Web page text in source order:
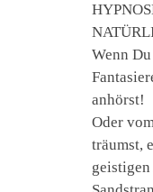
Wenn
anhörst!
Oder
träumst,